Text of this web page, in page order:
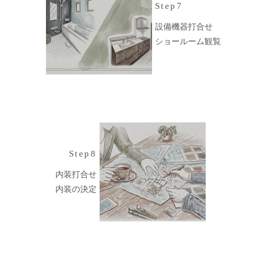
Step7
設備機器打合せ
ショールーム観覧
Step8
内装打合せ
内装の決定